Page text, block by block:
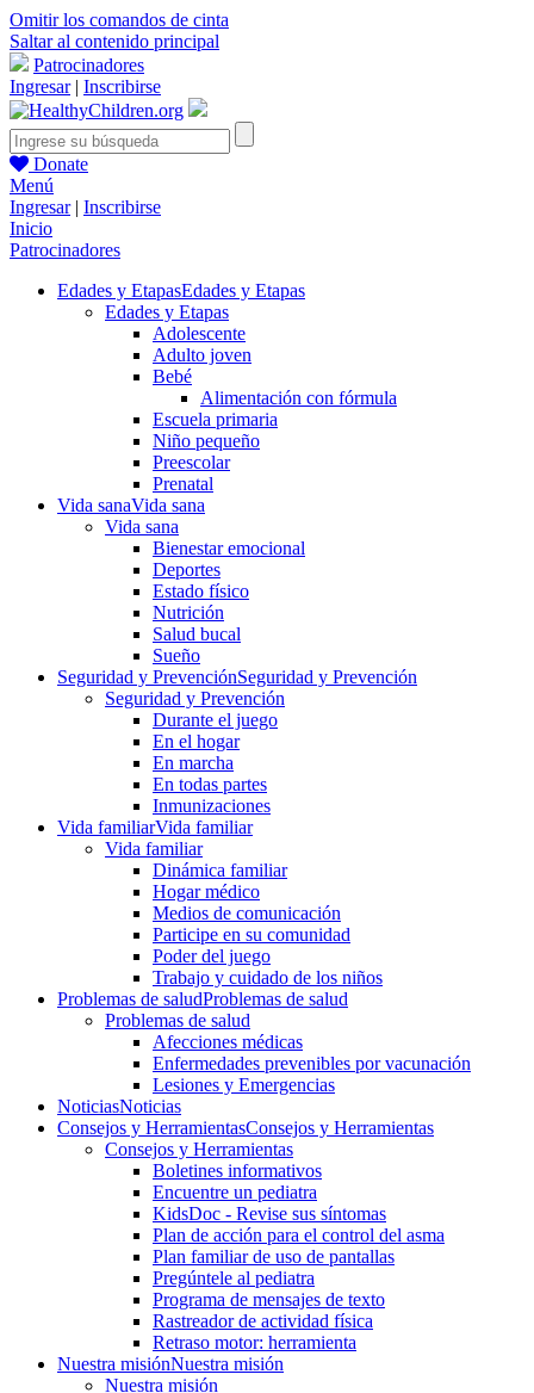
Omitir los comandos de cinta
Saltar al contenido principal
Patrocinadores
Ingresar| Inscribirse
Donate
Menú
Ingresar| Inscribirse
Inicio
Patrocinadores
Edades y EtapasEdades y Etapas
Edades y Etapas
Adolescente
Adulto joven
Bebé
Alimentación con fórmula
Escuela primaria
Niño pequeño
Preescolar
Prenatal
Vida sanaVida sana
Vida sana
Bienestar emocional
Deportes
Estado físico
Nutrición
Salud bucal
Sueño
Seguridad y PrevenciónSeguridad y Prevención
Seguridad y Prevención
Durante el juego
En el hogar
En marcha
En todas partes
Inmunizaciones
Vida familiarVida familiar
Vida familiar
Dinámica familiar
Hogar médico
Medios de comunicación
Participe en su comunidad
Poder del juego
Trabajo y cuidado de los niños
Problemas de saludProblemas de salud
Problemas de salud
Afecciones médicas
Enfermedades prevenibles por vacunación
Lesiones y Emergencias
NoticiasNoticias
Consejos y HerramientasConsejos y Herramientas
Consejos y Herramientas
Boletines informativos
Encuentre un pediatra
KidsDoc - Revise sus síntomas
Plan de acción para el control del asma
Plan familiar de uso de pantallas
Pregúntele al pediatra
Programa de mensajes de texto
Rastre​​ador de activida​d física
Retraso motor: herramienta
Nuestra misiónNuestra misión
Nuestra misión